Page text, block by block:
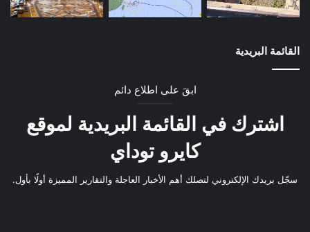
القائمة البريدية
ابقَ على اطلاع دائم
اشترك في القائمة البريدية لموقع
كايرو توداي
سجّل بريدك الإلكتروني لتصلك أهم الأخبار العاجلة والتقارير المميزة أولًا بأول.